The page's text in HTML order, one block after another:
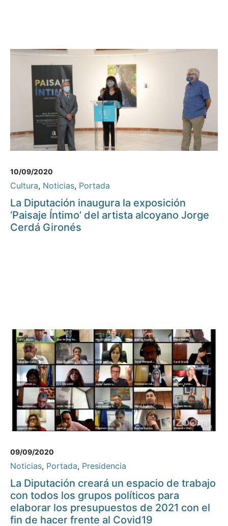
10/09/2020
Cultura, Noticias, Portada
La Diputación inaugura la exposición
‘Paisaje Íntimo’ del artista alcoyano Jorge
Cerdá Gironés
09/09/2020
Noticias, Portada, Presidencia
La Diputación creará un espacio de trabajo
con todos los grupos políticos para
elaborar los presupuestos de 2021 con el
fin de hacer frente al Covid19